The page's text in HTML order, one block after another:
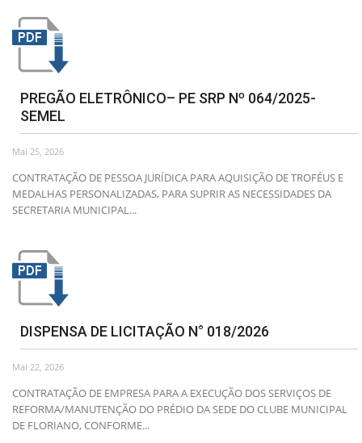
PREGÃO ELETRÔNICO– PE SRP Nº 064/2025-
SEMEL
Mai 25, 2026
CONTRATAÇÃO DE PESSOA JURÍDICA PARA AQUISIÇÃO DE TROFÉUS E
MEDALHAS PERSONALIZADAS, PARA SUPRIR AS NECESSIDADES DA
SECRETARIA MUNICIPAL...
DISPENSA DE LICITAÇÃO N° 018/2026
Mai 22, 2026
CONTRATAÇÃO DE EMPRESA PARA A EXECUÇÃO DOS SERVIÇOS DE
REFORMA/MANUTENÇÃO DO PRÉDIO DA SEDE DO CLUBE MUNICIPAL
DE FLORIANO, CONFORME...